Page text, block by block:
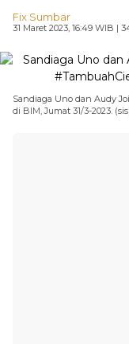
Fix Sumbar
31 Maret 2023, 16:49 WIB |
Sandiaga Uno dan Audy
di BIM, Jumat 31/3-2023.